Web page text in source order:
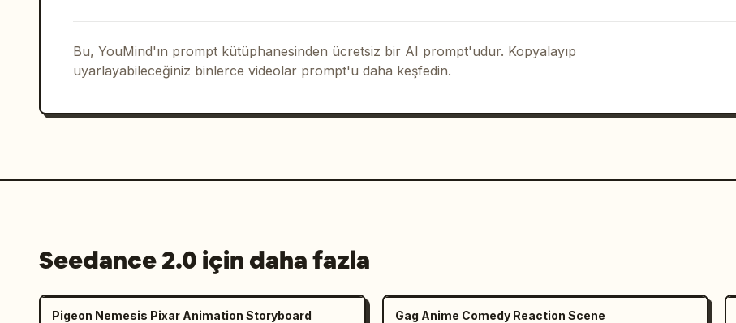
Bu, YouMind'ın prompt kütüphanesinden ücretsiz bir AI prompt'udur. Kopyalayıp
uyarlayabileceğiniz binlerce videolar prompt'u daha keşfedin.
Seedance 2.0 için daha fazla
Pigeon Nemesis Pixar Animation Storyboard Gag Anime Comedy Reaction Scene